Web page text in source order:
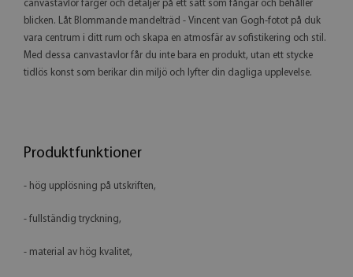
canvastavlor färger och detaljer på ett sätt som fångar och behåller
blicken. Låt Blommande mandelträd - Vincent van Gogh-fotot på duk
vara centrum i ditt rum och skapa en atmosfär av sofistikering och stil.
Med dessa canvastavlor får du inte bara en produkt, utan ett stycke
tidlös konst som berikar din miljö och lyfter din dagliga upplevelse.
Produktfunktioner
- hög upplösning på utskriften,
- fullständig tryckning,
- material av hög kvalitet,